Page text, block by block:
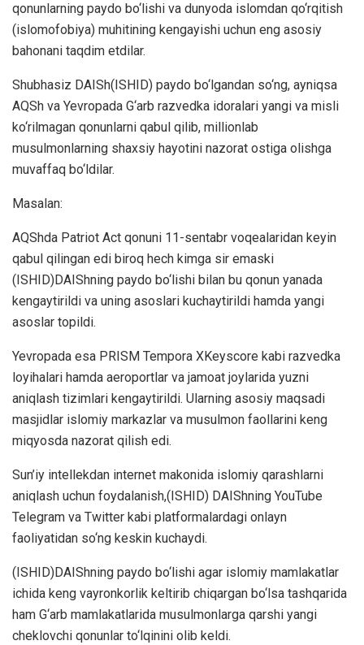
qonunlarning paydo bo‘lishi va dunyoda islomdan qo‘rqitish
(islomofobiya) muhitining kengayishi uchun eng asosiy
bahonani taqdim etdilar.
Shubhasiz DAISh(ISHID) paydo bo‘lgandan so‘ng, ayniqsa
AQSh va Yevropada G‘arb razvedka idoralari yangi va misli
ko‘rilmagan qonunlarni qabul qilib, millionlab
musulmonlarning shaxsiy hayotini nazorat ostiga olishga
muvaffaq bo‘ldilar.
Masalan:
AQShda Patriot Act qonuni 11-sentabr voqealaridan keyin
qabul qilingan edi biroq hech kimga sir emaski
(ISHID)DAIShning paydo bo‘lishi bilan bu qonun yanada
kengaytirildi va uning asoslari kuchaytirildi hamda yangi
asoslar topildi.
Yevropada esa PRISM Tempora XKeyscore kabi razvedka
loyihalari hamda aeroportlar va jamoat joylarida yuzni
aniqlash tizimlari kengaytirildi. Ularning asosiy maqsadi
masjidlar islomiy markazlar va musulmon faollarini keng
miqyosda nazorat qilish edi.
Sun’iy intellekdan internet makonida islomiy qarashlarni
aniqlash uchun foydalanish,(ISHID) DAIShning YouTube
Telegram va Twitter kabi platformalardagi onlayn
faoliyatidan so‘ng keskin kuchaydi.
(ISHID)DAIShning paydo bo‘lishi agar islomiy mamlakatlar
ichida keng vayronkorlik keltirib chiqargan bo‘lsa tashqarida
ham G‘arb mamlakatlarida musulmonlarga qarshi yangi
cheklovchi qonunlar to‘lqinini olib keldi.